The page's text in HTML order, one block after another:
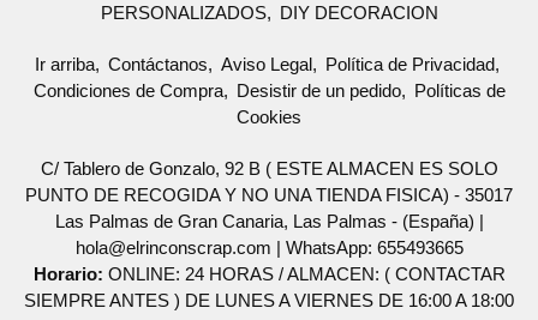
PERSONALIZADOS
DIY DECORACION
Ir arriba Contáctanos Aviso Legal
Política de Privacidad
Condiciones de Compra
Desistir de un pedido
Políticas de
Cookies
C/ Tablero de Gonzalo, 92 B ( ESTE ALMACEN ES SOLO
PUNTO DE RECOGIDA Y NO UNA TIENDA FISICA) - 35017
Las Palmas de Gran Canaria, Las Palmas - (España) |
hola@elrinconscrap.com | WhatsApp: 655493665
Horario: ONLINE: 24 HORAS / ALMACEN: ( CONTACTAR
SIEMPRE ANTES ) DE LUNES A VIERNES DE 16:00 A 18:00